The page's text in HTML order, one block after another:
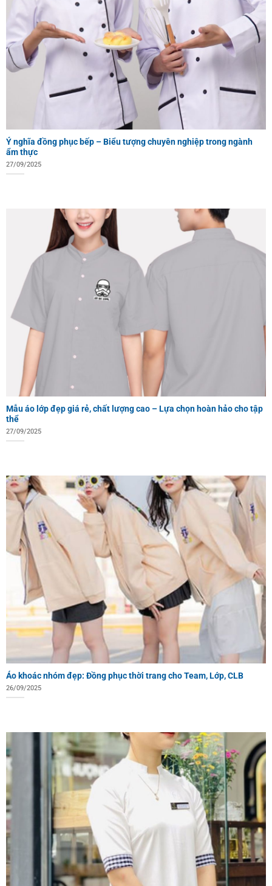
Ý nghĩa đồng phục bếp – Biểu tượng chuyên nghiệp trong ngành
ẩm thực
27/09/2025
Mẫu áo lớp đẹp giá rẻ, chất lượng cao – Lựa chọn hoàn hảo cho tập
thể
27/09/2025
Áo khoác nhóm đẹp: Đồng phục thời trang cho Team, Lớp, CLB
26/09/2025